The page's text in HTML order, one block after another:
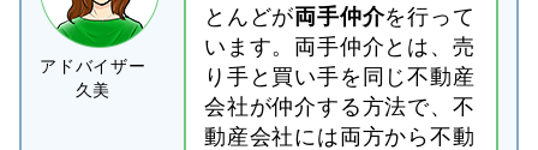
とんどが両手仲介を行って
います。両手仲介とは、売
り手と買い手を同じ不動産
会社が仲介する方法で、不
動産会社には両方から不動